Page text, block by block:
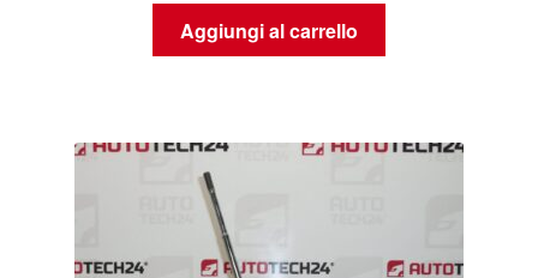
Aggiungi al carrello